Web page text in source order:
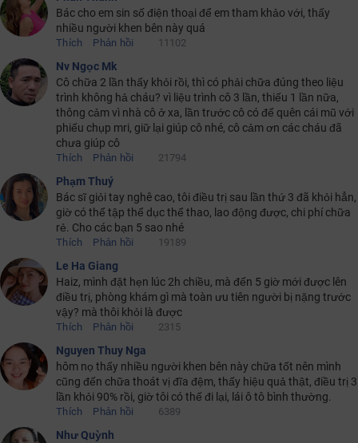
Bác cho em sin số điện thoại để em tham khảo với, thấy
nhiều người khen bên này quá
Thích Phản hồi 11102
Nv Ngọc Mk
Cô chữa 2 lần thấy khỏi rồi, thì có phải chữa đúng theo liệu
trình không hả cháu? vì liệu trình cô 3 lần, thiếu 1 lần nữa,
thông cảm vì nhà cô ở xa, lần trước cô có để quên cái mũ với
phiếu chụp mri, giữ lại giúp cô nhé, cô cảm ơn các cháu đã
chưa giúp cô
Thích Phản hồi 21794
Phạm Thuý
Bác sĩ giỏi tay nghê cao, tôi điều trị sau lần thứ 3 đã khỏi hẳn,
giờ có thể tập thể dục thể thao, lao động được, chi phí chữa
rẻ. Cho các bạn 5 sao nhé
Thích Phản hồi 19189
Le Ha Giang
Haiz, mình đặt hẹn lúc 2h chiều, mà đến 5 giờ mới được lên
điều trị, phòng khám gì mà toàn ưu tiên người bị nặng trước
vậy? mà thôi khỏi là được
Thích Phản hồi 2315
Nguyen Thuy Nga
hôm nọ thấy nhiều người khen bên này chữa tốt nên mình
cũng đến chữa thoát vị đĩa đệm, thấy hiệu quả thật, điều trị 3
lần khỏi 90% rồi, giờ tôi có thế đi lại, lái ô tô bình thường.
Thích Phản hồi 6389
Như Quỳnh